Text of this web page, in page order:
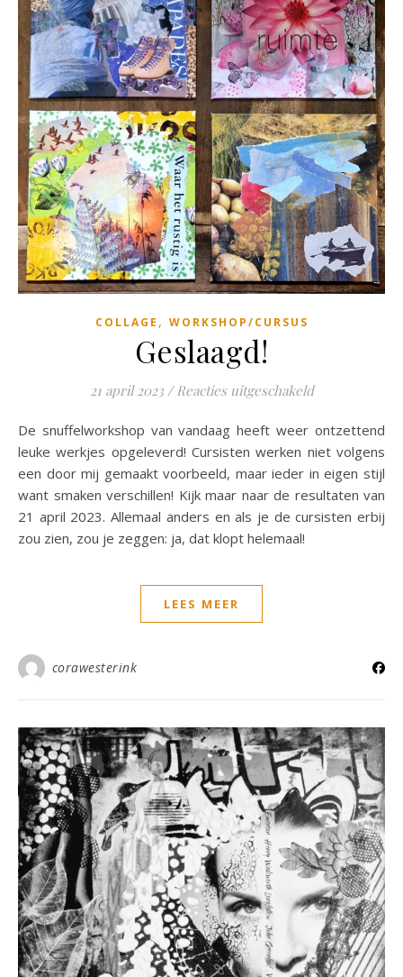
COLLAGE , WORKSHOP/CURSUS
Geslaagd!
21 april 2023 / Reacties uitgeschakeldvoor Geslaagd!
De snuffelworkshop van vandaag heeft weer ontzettend
leuke werkjes opgeleverd! Cursisten werken niet volgens
een door mij gemaakt voorbeeld, maar ieder in eigen stijl
want smaken verschillen! Kijk maar naar de resultaten van
21 april 2023. Allemaal anders en als je de cursisten erbij
zou zien, zou je zeggen: ja, dat klopt helemaal!
LEES MEER
corawesterink